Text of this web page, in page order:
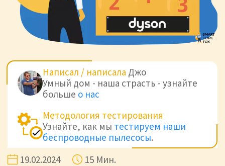
Написал / написала Джо
Умный дом - наша страсть - узнайте
больше о нас
Методология тестирования
Узнайте, как мы тестируем наши
беспроводные пылесосы.
19.02.2024
15 Мин.